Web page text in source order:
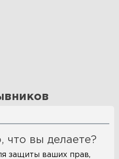
что вы делаете?
защиты ваших прав,